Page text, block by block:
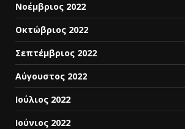
Νοέμβριος 2022
Οκτώβριος 2022
Σεπτέμβριος 2022
Αύγουστος 2022
Ιούλιος 2022
Ιούνιος 2022